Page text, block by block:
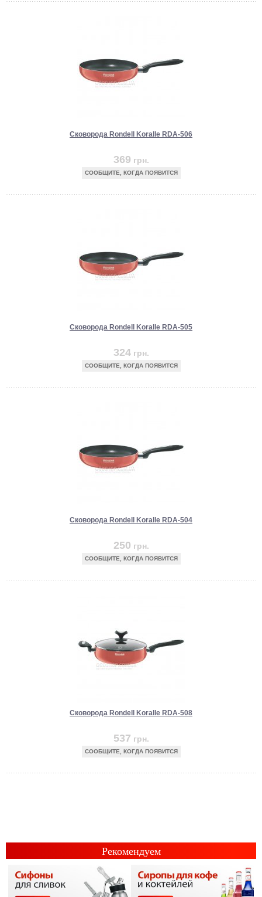
Сковорода Rondell Koralle RDA-506
369 грн.
СООБЩИТЕ, КОГДА ПОЯВИТСЯ
Сковорода Rondell Koralle RDA-505
324 грн.
СООБЩИТЕ, КОГДА ПОЯВИТСЯ
Сковорода Rondell Koralle RDA-504
250 грн.
СООБЩИТЕ, КОГДА ПОЯВИТСЯ
Сковорода Rondell Koralle RDA-508
537 грн.
СООБЩИТЕ, КОГДА ПОЯВИТСЯ
Рекомендуем